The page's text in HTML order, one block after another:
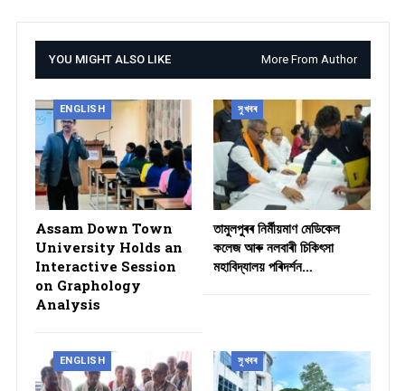
YOU MIGHT ALSO LIKE More From Author
ENGLISH
Assam Down Town
University Holds an
Interactive Session
on Graphology
Analysis
সুখবৰ
তামুলপুৰৰ নিৰ্মীয়মাণ মেডিকেল
কলেজ আৰু নলবাৰী চিকিৎসা
মহাবিদ্যালয় পৰিদৰ্শন…
ENGLISH সুখবৰ